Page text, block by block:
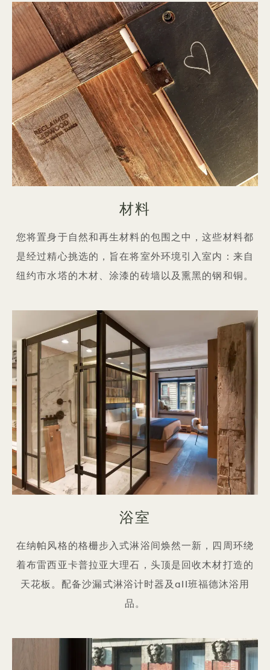
材料
您将置身于自然和再生材料的包围之中，这些材料都
是经过精心挑选的，旨在将室外环境引入室内：来自
纽约市水塔的木材、涂漆的砖墙以及熏黑的钢和铜。
浴室
在纳帕风格的格栅步入式淋浴间焕然一新，四周环绕
着布雷西亚卡普拉亚大理石，头顶是回收木材打造的
天花板。配备沙漏式淋浴计时器及all班福德沐浴用
品。